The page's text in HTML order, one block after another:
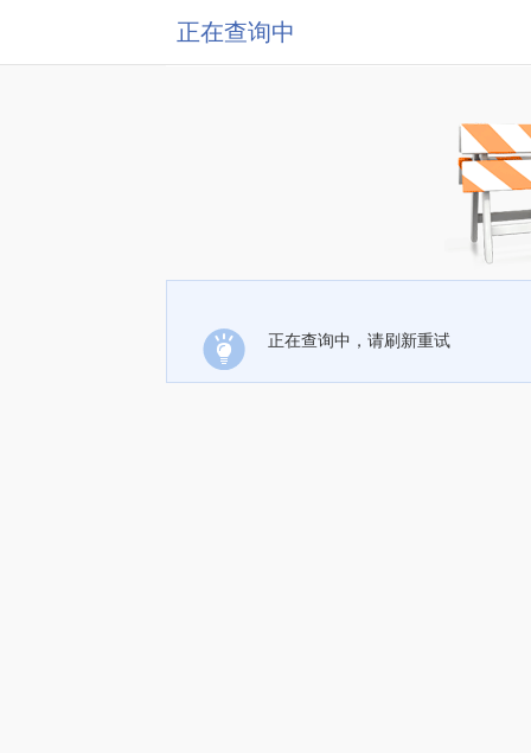
正在查询中
正在查询中，请刷新重试